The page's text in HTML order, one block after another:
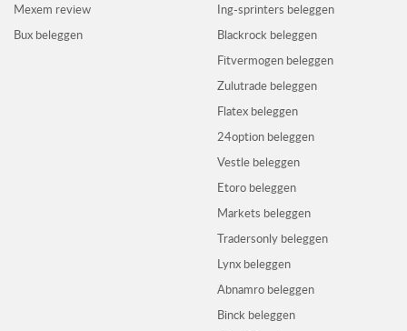
Mexem review
Bux beleggen
Ing-sprinters beleggen
Blackrock beleggen
Fitvermogen beleggen
Zulutrade beleggen
Flatex beleggen
24option beleggen
Vestle beleggen
Etoro beleggen
Markets beleggen
Tradersonly beleggen
Lynx beleggen
Abnamro beleggen
Binck beleggen